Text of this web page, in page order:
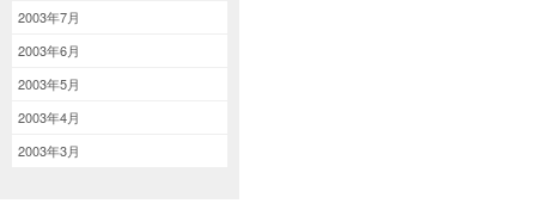
2003年7月
2003年6月
2003年5月
2003年4月
2003年3月